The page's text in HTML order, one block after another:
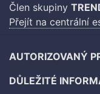
Člen skupiny
Přejít na centrální
AUTORIZOVANÝ
DŮLEŽITÉ